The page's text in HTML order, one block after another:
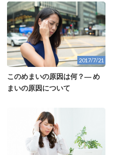
2017/7/21
このめまいの原因は何？― め
まいの原因について